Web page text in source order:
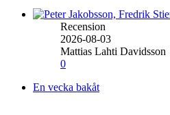
Recension
2026-08-03
Mattias Lahti Davidsson
0
En vecka bakåt